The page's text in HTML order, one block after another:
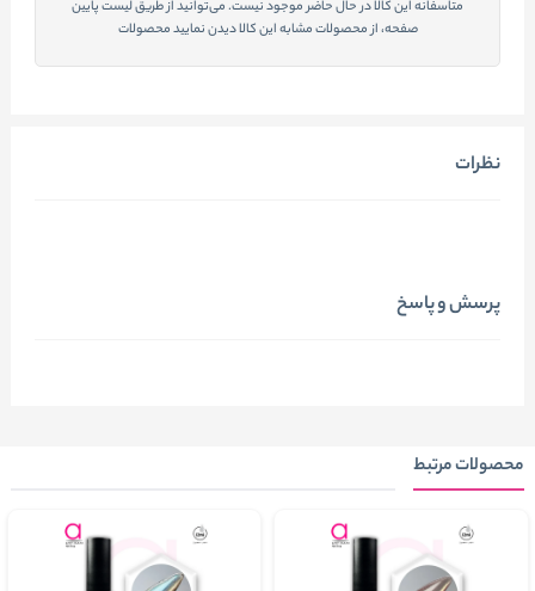
متاسفانه این کالا در حال حاضر موجود نیست. می‌توانید از طریق لیست پایین
صفحه، از محصولات مشابه این کالا دیدن نمایید محصولات
نظرات
پرسش و پاسخ
محصولات مرتبط